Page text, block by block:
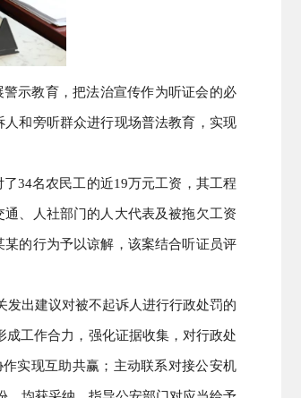
示教育，把法治宣传作为听证会的必
和旁听群众进行现场普法教育，实现
34名农民工的近19万元工资，其工程
、人社部门的人大代表及被拖欠工资
的行为予以谅解，该案结合听证员评
发出建议对被不起诉人进行行政处罚的
工作合力，强化证据收集，对行政处
实现互助共赢；主动联系对接公安机